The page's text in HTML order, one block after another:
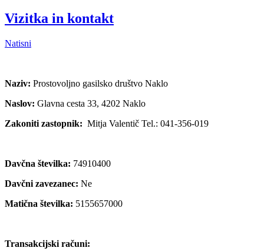
Vizitka in kontakt
Natisni
Naziv: Prostovoljno gasilsko društvo Naklo
Naslov: Glavna cesta 33, 4202 Naklo
Zakoniti zastopnik: Mitja Valentič Tel.: 041-356-019
Davčna številka: 74910400
Davčni zavezanec: Ne
Matična številka: 5155657000
Transakcijski računi: